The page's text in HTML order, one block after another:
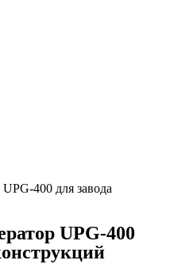
400 для завода
UPG-400